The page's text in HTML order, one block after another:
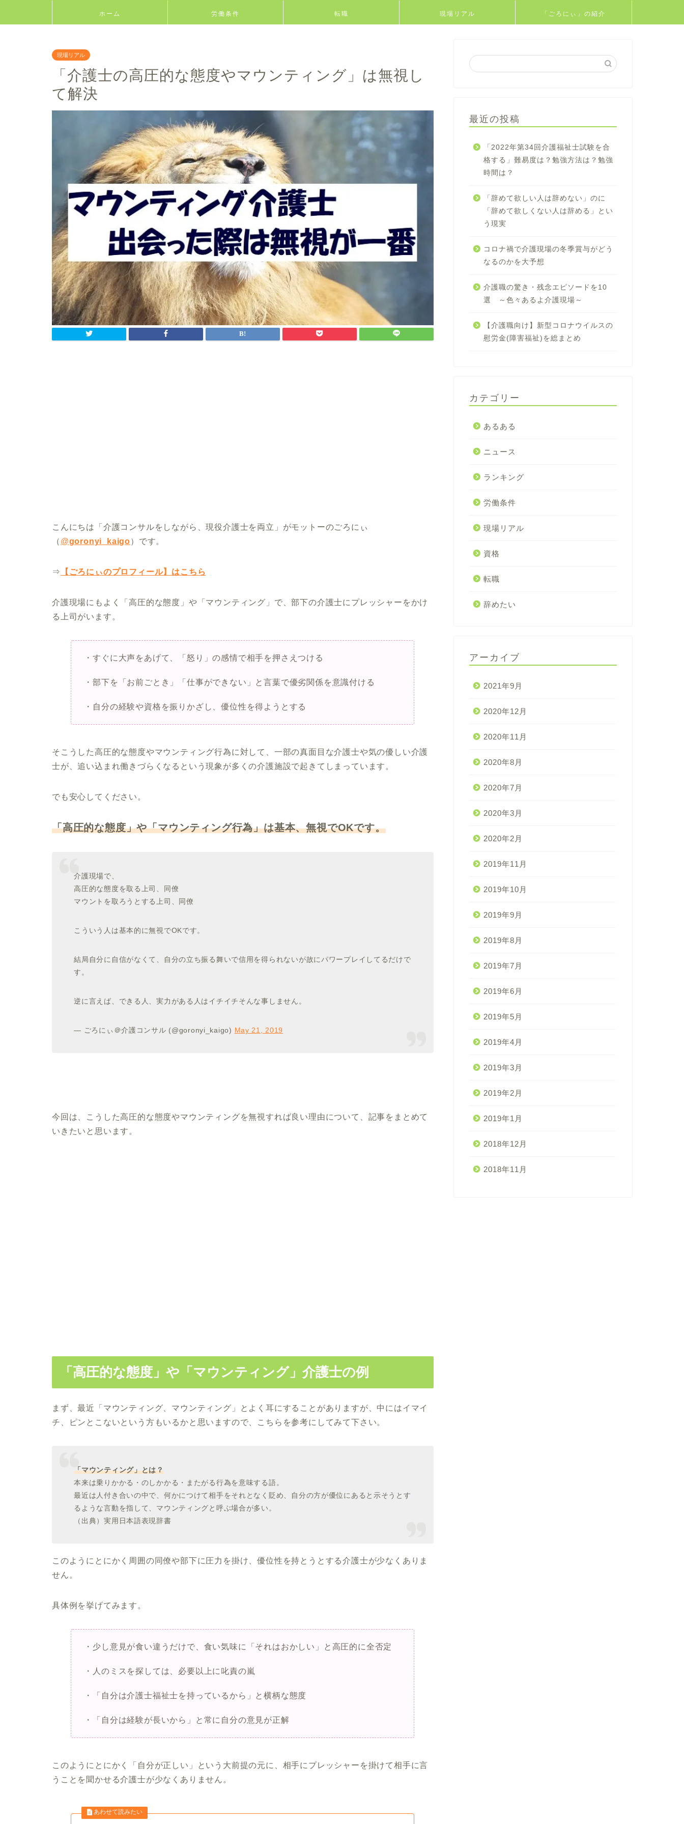
ホーム 労働条件 転職 現場リアル 「ごろにぃ」の紹介
現場リアル
「介護士の高圧的な態度やマウンティング」は無視し
て解決
こんにちは「介護コンサルをしながら、現役介護士を両立」がモットーのごろにぃ
（ @goronyi_kaigo）です。
⇒ 【ごろにぃのプロフィール】はこちら
介護現場にもよく「高圧的な態度」や「マウンティング」で、部下の介護士にプレッシャーをかけ
る上司がいます。
・すぐに大声をあげて、「怒り」の感情で相手を押さえつける
・部下を「お前ごとき」「仕事ができない」と言葉で優劣関係を意識付ける
・自分の経験や資格を振りかざし、優位性を得ようとする
そこうした高圧的な態度やマウンティング行為に対して、一部の真面目な介護士や気の優しい介護
士が、追い込まれ働きづらくなるという現象が多くの介護施設で起きてしまっています。
でも安心してください。
「高圧的な態度」や「マウンティング行為」は基本、無視でOKです。
介護現場で、
高圧的な態度を取る上司、同僚
マウントを取ろうとする上司、同僚
こういう人は基本的に無視でOKです。
結局自分に自信がなくて、自分の立ち振る舞いで信用を得られないが故にパワープレイしてるだけで
す。
逆に言えば、できる人、実力がある人はイチイチそんな事しません。
— ごろにぃ＠介護コンサル (@goronyi_kaigo) May 21, 2019
今回は、こうした高圧的な態度やマウンティングを無視すれば良い理由について、記事をまとめて
いきたいと思います。
「高圧的な態度」や「マウンティング」介護士の例
まず、最近「マウンティング、マウンティング」とよく耳にすることがありますが、中にはイマイ
チ、ピンとこないという方もいるかと思いますので、こちらを参考にしてみて下さい。
「マウンティング」とは？
本来は乗りかかる・のしかかる・またがる行為を意味する語。
最近は人付き合いの中で、何かにつけて相手をそれとなく貶め、自分の方が優位にあると示そうとす
るような言動を指して、マウンティングと呼ぶ場合が多い。
（出典）実用日本語表現辞書
このようにとにかく周囲の同僚や部下に圧力を掛け、優位性を持とうとする介護士が少なくありま
せん。
具体例を挙げてみます。
・少し意見が食い違うだけで、食い気味に「それはおかしい」と高圧的に全否定
・人のミスを探しては、必要以上に叱責の嵐
・「自分は介護士福祉士を持っているから」と横柄な態度
・「自分は経験が長いから」と常に自分の意見が正解
このようにとにかく「自分が正しい」という大前提の元に、相手にプレッシャーを掛けて相手に言
うことを聞かせる介護士が少なくありません。
最近の投稿
「2022年第34回介護福祉士試験を合
格する」難易度は？勉強方法は？勉強
時間は？
「辞めて欲しい人は辞めない」のに
「辞めて欲しくない人は辞める」とい
う現実
コロナ禍で介護現場の冬季賞与がどう
なるのかを大予想
介護職の驚き・残念エピソードを10
選 ～色々あるよ介護現場～
【介護職向け】新型コロナウイルスの
慰労金(障害福祉)を総まとめ
カテゴリー
あるある
ニュース
ランキング
労働条件
現場リアル
資格
転職
辞めたい
アーカイブ
2021年9月
2020年12月
2020年11月
2020年8月
2020年7月
2020年3月
2020年2月
2019年11月
2019年10月
2019年9月
2019年8月
2019年7月
2019年6月
2019年5月
2019年4月
2019年3月
2019年2月
2019年1月
2018年12月
2018年11月